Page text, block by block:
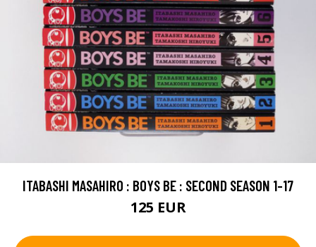
ITABASHI MASAHIRO : BOYS BE : SECOND SEASON 1-17
125 EUR